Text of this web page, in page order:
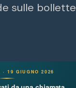
sulle bollette